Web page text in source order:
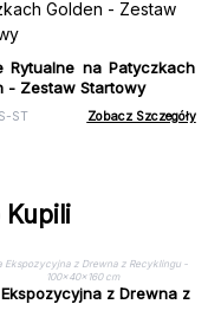
Rytualne na Patyczkach
- Zestaw Startowy
ST Zobacz Szczegóły
Kupili
Ekspozycyjna z Drewna z